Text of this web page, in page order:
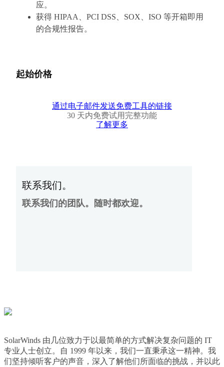
应。
获得 HIPAA、PCI DSS、SOX、ISO 等开箱即用
的合规性报告。
起始价格
通过电子邮件发送免费工具的链接
30 天内免费试用完整功能
了解更多
联系我们。
联系我们的团队。随时都欢迎。
SolarWinds 由几位致力于以最简单的方式解决复杂问题的 IT
专业人士创立。自 1999 年以来，我们一直秉承这一精神。我
们坚持倾听客户的声音，深入了解他们所面临的挑战，并以此